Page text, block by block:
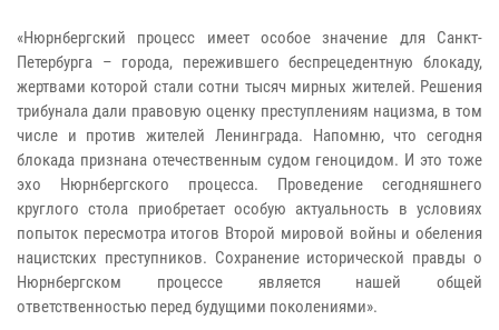
«Нюрнбергский процесс имеет особое значение для Санкт-
Петербурга – города, пережившего беспрецедентную блокаду,
жертвами которой стали сотни тысяч мирных жителей. Решения
трибунала дали правовую оценку преступлениям нацизма, в том
числе и против жителей Ленинграда. Напомню, что сегодня
блокада признана отечественным судом геноцидом. И это тоже
эхо Нюрнбергского процесса. Проведение сегодняшнего
круглого стола приобретает особую актуальность в условиях
попыток пересмотра итогов Второй мировой войны и обеления
нацистских преступников. Сохранение исторической правды о
Нюрнбергском процессе является нашей общей
ответственностью перед будущими поколениями».